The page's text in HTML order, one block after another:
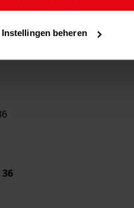
Instellingen beheren